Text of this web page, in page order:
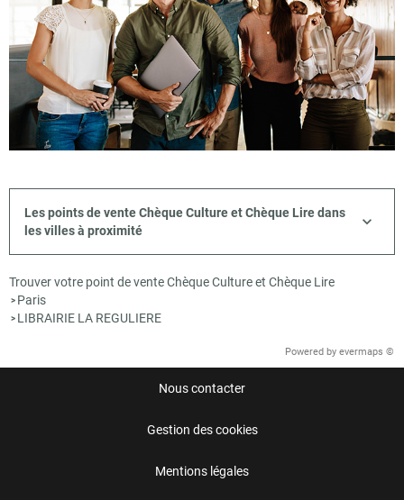
Les points de vente Chèque Culture et Chèque Lire dans
les villes à proximité
Trouver votre point de vente Chèque Culture et Chèque Lire
> Paris
> LIBRAIRIE LA REGULIERE
Powered by evermaps ©
Nous contacter
Gestion des cookies
Mentions légales